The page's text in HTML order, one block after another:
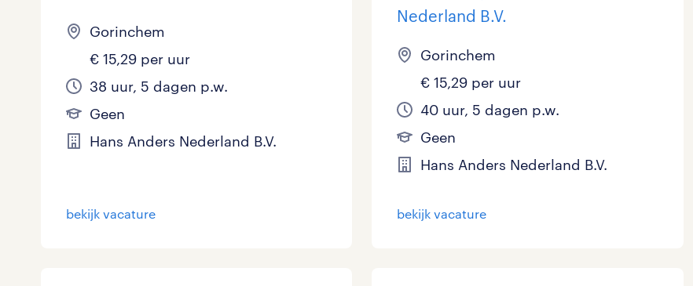
Callcenter / Contactcenter
Engineering
Industrieel / Productie 11
Logistiek 39 Management / Leidinggevend
Overig Personeel & Organisatie
HBO 8
MBO, HAVO, VWO
WO 0
25 - 32 uur
toon 139 resultaten
Vast 20
toon 139 resultaten
Gorinchem
€ 15,29 per uur
38 uur, 5 dagen p.w.
Geen
Hans Anders Nederland B.V.
bekijk vacature
Nederland B.V.
Gorinchem
€ 15,29 per uur
40 uur, 5 dagen p.w.
Geen
Hans Anders Nederland B.V.
bekijk vacature